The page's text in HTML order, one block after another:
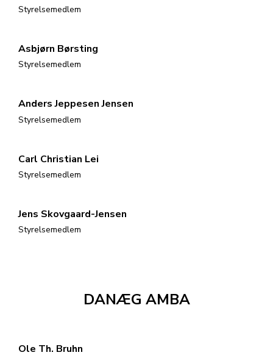
Styrelsemedlem
Asbjørn Børsting
Styrelsemedlem
Anders Jeppesen Jensen
Styrelsemedlem
Carl Christian Lei
Styrelsemedlem
Jens Skovgaard-Jensen
Styrelsemedlem
DANÆG AMBA
Ole Th. Bruhn